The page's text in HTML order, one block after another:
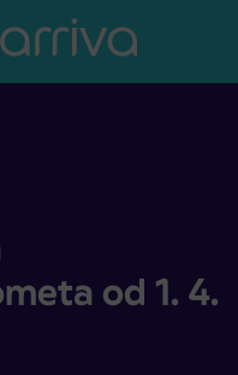
od 1. 4. do 11. 4. 2021
od 1. 4.